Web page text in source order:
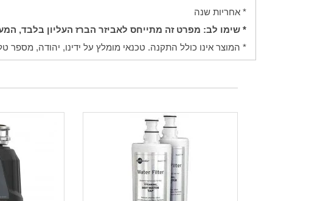
* אחריות שנה
* שימו לב: מפרט זה מתייחס לאביזר הברז העליון בלבד,
* המוצר אינו כולל התקנה. טכנאי מומלץ על ידינו, יהודה, מספר טלפון: 052-2434268. * התשלום יתבצע ישירות מול המתקין * החברה אינה